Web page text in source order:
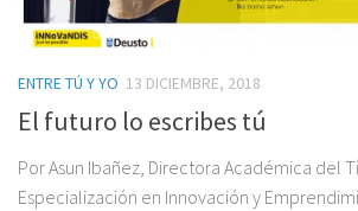
ENTRE TÚ Y YO 13 DICIEMBRE, 2018
El futuro lo escribes tú
Por Asun Ibañez, Directora Académica del
Especialización en Innovación y